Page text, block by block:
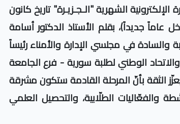
الخاصة العدد 36 من النشرة الإلكترونية الشهرية "الـجـزيـرة" تاريخ كانون
تدخل عاماً جديداً)، بقلم الأستاذ الدكتور أسامة
والسادة في مجلسي الإدارة والأمناء رئيساً
والاتحاد الوطني لطلبة سورية - فرع الجامعة
الجديد، يعزّز الثقة بأنّ المرحلة القادمة ستكون مشرقة
والفعّاليات الطلّابية، والتحصيل العلمي